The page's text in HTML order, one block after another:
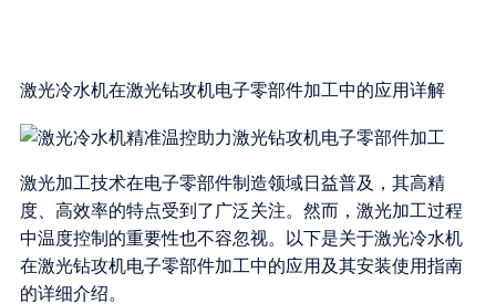
激光冷水机在激光钻攻机电子零部件加工中的应用详解
激光加工技术在电子零部件制造领域日益普及，其高精
度、高效率的特点受到了广泛关注。然而，激光加工过程
中温度控制的重要性也不容忽视。以下是关于激光冷水机
在激光钻攻机电子零部件加工中的应用及其安装使用指南
的详细介绍。